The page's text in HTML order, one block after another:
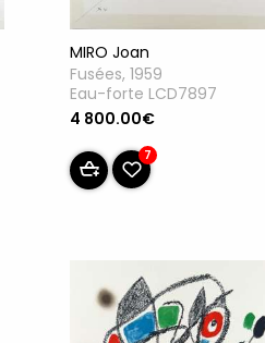
MIRO Joan
Fusées, 1959
Eau-forte LCD7897
4 800.00€
7